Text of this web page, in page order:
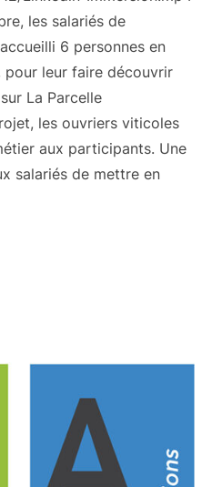
les salariés de
6 personnes en
pour leur faire découvrir
La Parcelle
les ouvriers viticoles
aux participants. Une
salariés de mettre en